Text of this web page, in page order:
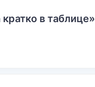
в таблице»